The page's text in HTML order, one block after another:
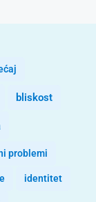
bliskost
problemi
identitet